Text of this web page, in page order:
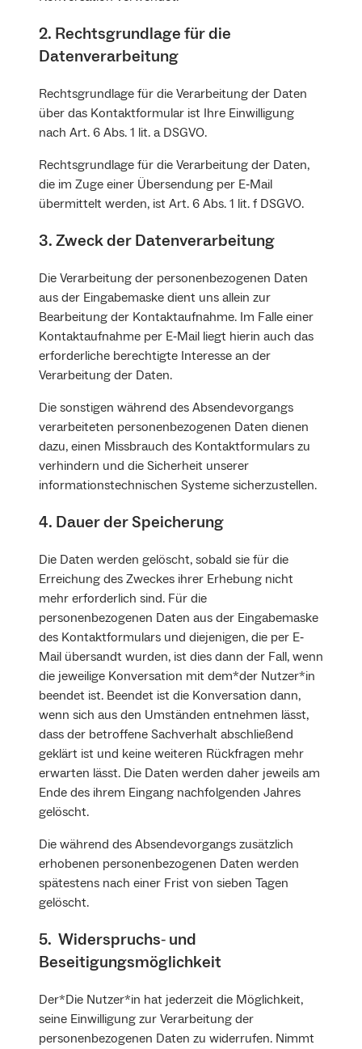
2. Rechtsgrundlage für die
Datenverarbeitung
Rechtsgrundlage für die Verarbeitung der Daten
über das Kontaktformular ist Ihre Einwilligung
nach Art. 6 Abs. 1 lit. a DSGVO.
Rechtsgrundlage für die Verarbeitung der Daten,
die im Zuge einer Übersendung per E‐Mail
übermittelt werden, ist Art. 6 Abs. 1 lit. f DSGVO.
3. Zweck der Datenverarbeitung
Die Verarbeitung der personenbezogenen Daten
aus der Eingabemaske dient uns allein zur
Bearbeitung der Kontaktaufnahme. Im Falle einer
Kontaktaufnahme per E‐Mail liegt hierin auch das
erforderliche berechtigte Interesse an der
Verarbeitung der Daten.
Die sonstigen während des Absendevorgangs
verarbeiteten personenbezogenen Daten dienen
dazu, einen Missbrauch des Kontaktformulars zu
verhindern und die Sicherheit unserer
informationstechnischen Systeme sicherzustellen.
4. Dauer der Speicherung
Die Daten werden gelöscht, sobald sie für die
Erreichung des Zweckes ihrer Erhebung nicht
mehr erforderlich sind. Für die
personenbezogenen Daten aus der Eingabemaske
des Kontaktformulars und diejenigen, die per E‐
Mail übersandt wurden, ist dies dann der Fall, wenn
die jeweilige Konversation mit dem*der Nutzer*in
beendet ist. Beendet ist die Konversation dann,
wenn sich aus den Umständen entnehmen lässt,
dass der betroffene Sachverhalt abschließend
geklärt ist und keine weiteren Rückfragen mehr
erwarten lässt. Die Daten werden daher jeweils am
Ende des ihrem Eingang nachfolgenden Jahres
gelöscht.
Die während des Absendevorgangs zusätzlich
erhobenen personenbezogenen Daten werden
spätestens nach einer Frist von sieben Tagen
gelöscht.
5. Widerspruchs‐ und
Beseitigungsmöglichkeit
Der*Die Nutzer*in hat jederzeit die Möglichkeit,
seine Einwilligung zur Verarbeitung der
personenbezogenen Daten zu widerrufen. Nimmt